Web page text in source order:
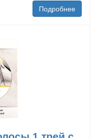
Подробнее